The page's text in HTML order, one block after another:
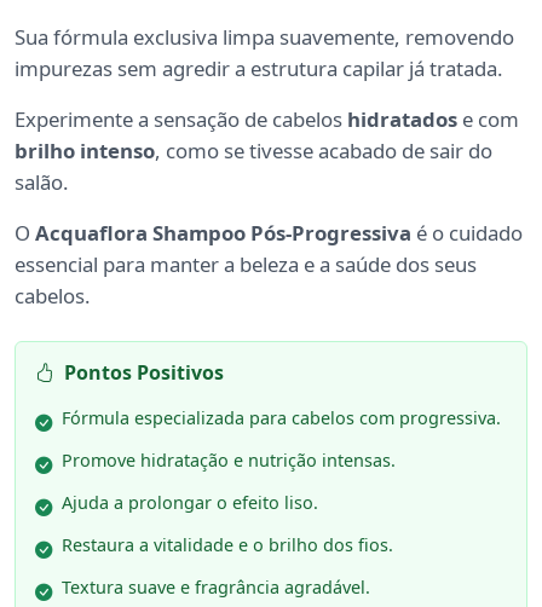
Sua fórmula exclusiva limpa suavemente, removendo
impurezas sem agredir a estrutura capilar já tratada.
Experimente a sensação de cabelos hidratados e com
brilho intenso, como se tivesse acabado de sair do
salão.
O Acquaflora Shampoo Pós-Progressiva é o cuidado
essencial para manter a beleza e a saúde dos seus
cabelos.
Pontos Positivos
Fórmula especializada para cabelos com progressiva.
Promove hidratação e nutrição intensas.
Ajuda a prolongar o efeito liso.
Restaura a vitalidade e o brilho dos fios.
Textura suave e fragrância agradável.